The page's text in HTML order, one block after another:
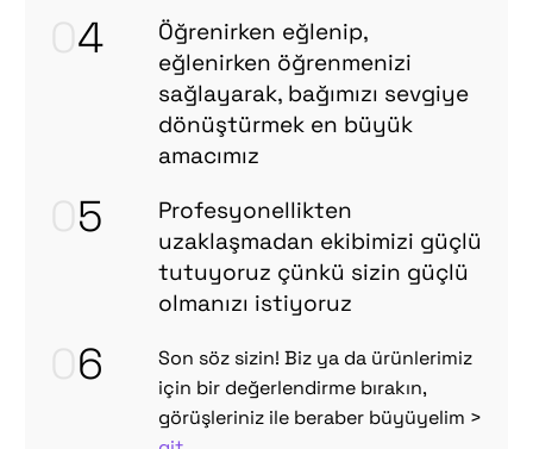
4
Öğrenirken eğlenip,
eğlenirken öğrenmenizi
sağlayarak, bağımızı sevgiye
dönüştürmek en büyük
amacımız
5
Profesyonellikten
uzaklaşmadan ekibimizi güçlü
tutuyoruz çünkü sizin güçlü
olmanızı istiyoruz
6
Son söz sizin! Biz ya da ürünlerimiz
için bir değerlendirme bırakın,
görüşleriniz ile beraber büyüyelim >